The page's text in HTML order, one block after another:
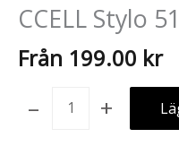
CCELL Stylo
Från 199.00 kr
- +